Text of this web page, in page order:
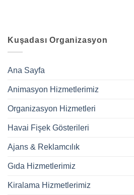
Kuşadası Organizasyon
Ana Sayfa
Animasyon Hizmetlerimiz
Organizasyon Hizmetleri
Havai Fişek Gösterileri
Ajans & Reklamcılık
Gıda Hizmetlerimiz
Kiralama Hizmetlerimiz